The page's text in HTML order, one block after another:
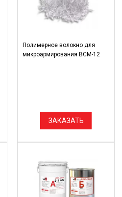
Полимерное волокно для
микроармирования ВСМ-12
ЗАКАЗАТЬ